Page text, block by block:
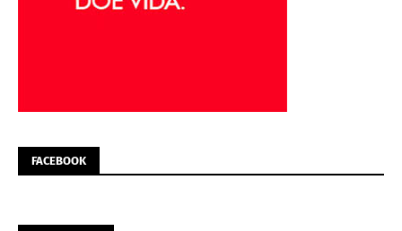
FACEBOOK